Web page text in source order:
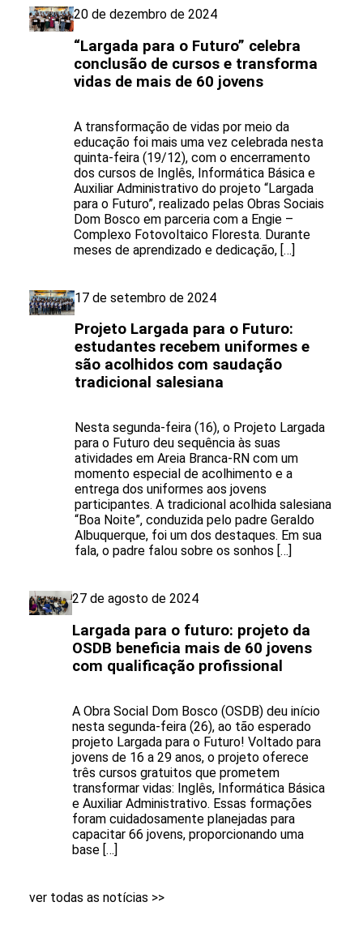
20 de dezembro de 2024
“Largada para o Futuro” celebra
conclusão de cursos e transforma
vidas de mais de 60 jovens
A transformação de vidas por meio da
educação foi mais uma vez celebrada nesta
quinta-feira (19/12), com o encerramento
dos cursos de Inglês, Informática Básica e
Auxiliar Administrativo do projeto “Largada
para o Futuro”, realizado pelas Obras Sociais
Dom Bosco em parceria com a Engie –
Complexo Fotovoltaico Floresta. Durante
meses de aprendizado e dedicação, […]
17 de setembro de 2024
Projeto Largada para o Futuro:
estudantes recebem uniformes e
são acolhidos com saudação
tradicional salesiana
Nesta segunda-feira (16), o Projeto Largada
para o Futuro deu sequência às suas
atividades em Areia Branca-RN com um
momento especial de acolhimento e a
entrega dos uniformes aos jovens
participantes. A tradicional acolhida salesiana
“Boa Noite”, conduzida pelo padre Geraldo
Albuquerque, foi um dos destaques. Em sua
fala, o padre falou sobre os sonhos […]
27 de agosto de 2024
Largada para o futuro: projeto da
OSDB beneficia mais de 60 jovens
com qualificação profissional
A Obra Social Dom Bosco (OSDB) deu início
nesta segunda-feira (26), ao tão esperado
projeto Largada para o Futuro! Voltado para
jovens de 16 a 29 anos, o projeto oferece
três cursos gratuitos que prometem
transformar vidas: Inglês, Informática Básica
e Auxiliar Administrativo. Essas formações
foram cuidadosamente planejadas para
capacitar 66 jovens, proporcionando uma
base […]
ver todas as notícias >>